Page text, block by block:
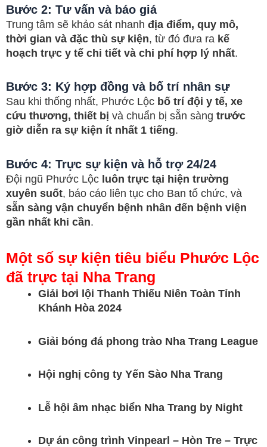
Bước 2: Tư vấn và báo giá
Trung tâm sẽ khảo sát nhanh địa điểm, quy mô,
thời gian và đặc thù sự kiện, từ đó đưa ra kế
hoạch trực y tế chi tiết và chi phí hợp lý nhất.
Bước 3: Ký hợp đồng và bố trí nhân sự
Sau khi thống nhất, Phước Lộc bố trí đội y tế, xe
cứu thương, thiết bị và chuẩn bị sẵn sàng trước
giờ diễn ra sự kiện ít nhất 1 tiếng.
Bước 4: Trực sự kiện và hỗ trợ 24/24
Đội ngũ Phước Lộc luôn trực tại hiện trường
xuyên suốt, báo cáo liên tục cho Ban tổ chức, và
sẵn sàng vận chuyển bệnh nhân đến bệnh viện
gần nhất khi cần.
Một số sự kiện tiêu biểu Phước Lộc
đã trực tại Nha Trang
Giải bơi lội Thanh Thiếu Niên Toàn Tỉnh
Khánh Hòa 2024
Giải bóng đá phong trào Nha Trang League
Hội nghị công ty Yến Sào Nha Trang
Lễ hội âm nhạc biển Nha Trang by Night
Dự án công trình Vinpearl – Hòn Tre – Trực